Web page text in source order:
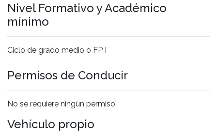
Nivel Formativo y Académico
mínimo
Ciclo de grado medio o FP I
Permisos de Conducir
No se requiere ningún permiso.
Vehículo propio